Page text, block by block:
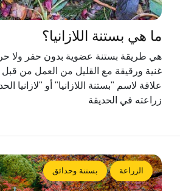
ما هي بستنة اللازانيا؟
هي طريقة بستنة عضوية بدون حفر ولا
غنية ورقيقة مع القليل من العمل من قبل
علاقة لاسم "بستنة اللازانيا" أو "لازانيا
زراعته في الحديقة
الزراعة بستنة وحدائق